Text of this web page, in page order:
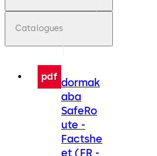
Catalogues
pdf dormak
aba
SafeRo
ute -
Factshe
et (FR -